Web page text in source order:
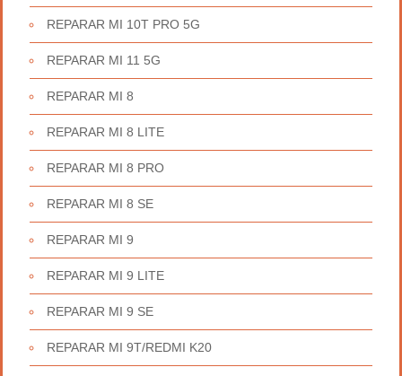
REPARAR MI 10T PRO 5G
REPARAR MI 11 5G
REPARAR MI 8
REPARAR MI 8 LITE
REPARAR MI 8 PRO
REPARAR MI 8 SE
REPARAR MI 9
REPARAR MI 9 LITE
REPARAR MI 9 SE
REPARAR MI 9T/REDMI K20